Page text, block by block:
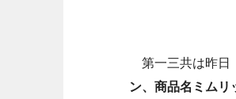
第一三共は昨日
ン、商品名ミムリ